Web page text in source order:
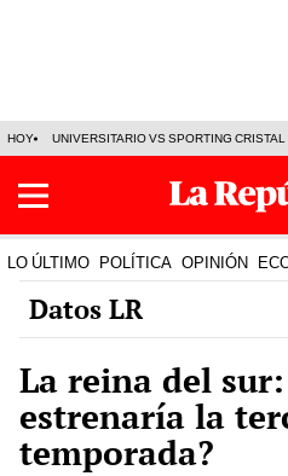
HOY UNIVERSITARIO VS SPORTING CRISTAL
LO ÚLTIMO POLÍTICA OPINIÓN
Datos LR
La reina del
estrenaría la
temporada?